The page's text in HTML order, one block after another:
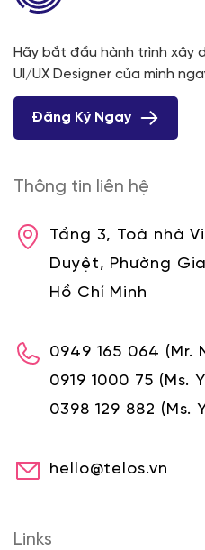
Hãy bắt đầu hành trình xây
UI/UX Designer của mình
Đăng Ký Ngay
Thông tin liên hệ
Tầng 3, Toà nhà
Duyệt, Phường
Hồ Chí Minh
0949 165 064 (Mr.
0919 1000 75 (Ms.
0398 129 882 (Ms.
hello@telos.vn
Links